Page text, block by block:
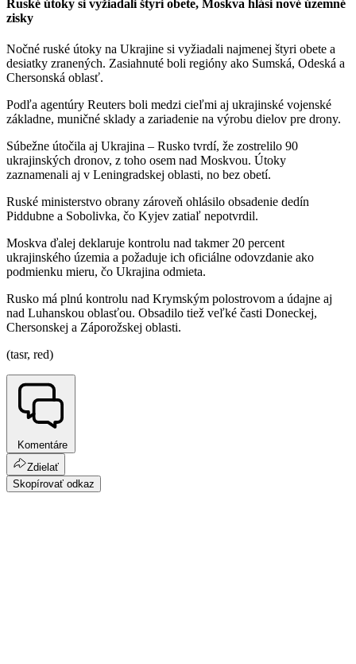
Ruské útoky si vyžiadali štyri obete, Moskva hlási nové územné
zisky
Nočné ruské útoky na Ukrajine si vyžiadali najmenej štyri obete a
desiatky zranených. Zasiahnuté boli regióny ako Sumská, Odeská a
Chersonská oblasť.
Podľa agentúry Reuters boli medzi cieľmi aj ukrajinské vojenské
základne, muničné sklady a zariadenie na výrobu dielov pre drony.
Súbežne útočila aj Ukrajina – Rusko tvrdí, že zostrelilo 90
ukrajinských dronov, z toho osem nad Moskvou. Útoky
zaznamenali aj v Leningradskej oblasti, no bez obetí.
Ruské ministerstvo obrany zároveň ohlásilo obsadenie dedín
Piddubne a Sobolivka, čo Kyjev zatiaľ nepotvrdil.
Moskva ďalej deklaruje kontrolu nad takmer 20 percent
ukrajinského územia a požaduje ich oficiálne odovzdanie ako
podmienku mieru, čo Ukrajina odmieta.
Rusko má plnú kontrolu nad Krymským polostrovom a údajne aj
nad Luhanskou oblasťou. Obsadilo tiež veľké časti Doneckej,
Chersonskej a Záporožskej oblasti.
(tasr, red)
Komentáre
Zdielať
Skopírovať odkaz